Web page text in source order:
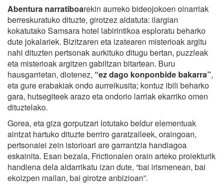
Abentura narratiboarekin aurreko bideojokoen oinarriak
berreskuratuko dituzte, girotzez aldatuta: ilargian
kokatutako Samsara hotel labirintikoa esploratu beharko
dute jokalariek. Bizitzaren eta izatearen misterioak argitu
nahi dituzten pertsonak aurkituko ditugu bertan, puzzleak
eta misterioak argitzen gabiltzan bitartean. Buru
hausgarrietan, diotenez, “ez dago konponbide bakarra”,
eta gure erabakiak ondo aurreikusita; kontuz ibili beharko
gara, hutsegiteek arazo eta ondorio larriak ekarriko omen
dituztelako.
Gorea, eta giza gorputzari lotutako beldur elementuak
aintzat hartuko dituzte berriro garatzaileek, oraingoan,
pertsonaiei zein istorioari are garrantzia handiagoa
eskainita. Esan bezala, Frictionalen orain arteko proiekturik
handiena dela aldarrikatu izan dute, “bai irismenean, bai
ekoizpen mailan, bai girotze anbizioan”.